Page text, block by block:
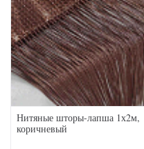
Нитяные шторы-лапша 1х2м,
коричневый